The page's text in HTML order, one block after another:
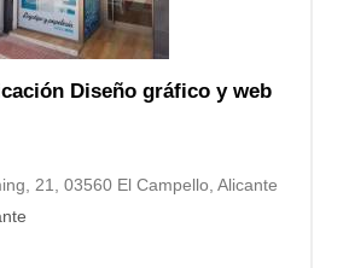
Diseño gráfico y web
21, 03560 El Campello, Alicante